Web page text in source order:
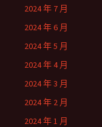
2024 年 7 月
2024 年 6 月
2024 年 5 月
2024 年 4 月
2024 年 3 月
2024 年 2 月
2024 年 1 月